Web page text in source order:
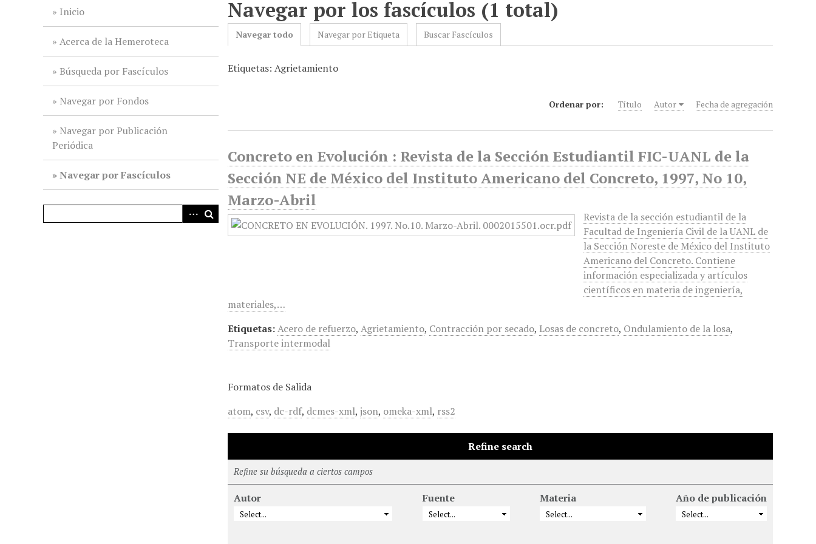
Inicio
Acerca de la Hemeroteca
Búsqueda por Fascículos
Navegar por Fondos
Navegar por Publicación
Periódica
Navegar por Fascículos
Navegar por los fascículos (1 total)
Navegar todo Navegar por Etiqueta Buscar Fascículos
Etiquetas: Agrietamiento
Ordenar por: Título Autor Fecha de agregación
Concreto en Evolución : Revista de la Sección Estudiantil FIC-UANL de la
Sección NE de México del Instituto Americano del Concreto, 1997, No 10,
Marzo-Abril
Revista de la sección estudiantil de la
Facultad de Ingeniería Civil de la UANL de
la Sección Noreste de México del Instituto
Americano del Concreto. Contiene
información especializada y artículos
científicos en materia de ingeniería,
materiales,…
Etiquetas:Acero de refuerzo,Agrietamiento, Contracción por secado, Losas de concreto, Ondulamiento de la losa,
Transporte intermodal
Formatos de Salida
atom, csv, dc-rdf, dcmes-xml,json, omeka-xml, rss2
Refine search
Refine su búsqueda a ciertos campos
Autor Fuente Materia Año de publicación